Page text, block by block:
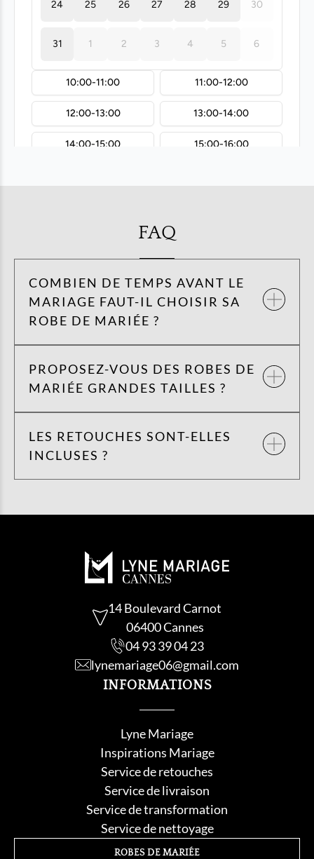
FAQ
COMBIEN DE TEMPS AVANT LE
MARIAGE FAUT-IL CHOISIR SA
ROBE DE MARIÉE ?
PROPOSEZ-VOUS DES ROBES DE
MARIÉE GRANDES TAILLES ?
LES RETOUCHES SONT-ELLES
INCLUSES ?
14 Boulevard Carnot
06400 Cannes
04 93 39 04 23
lynemariage06@gmail.com
INFORMATIONS
Lyne Mariage
Inspirations Mariage
Service de retouches
Service de livraison
Service de transformation
Service de nettoyage
ROBES DE MARIÉE